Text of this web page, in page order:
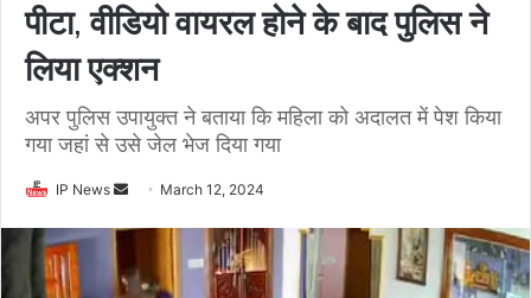
पीटा, वीडियो वायरल होने के बाद पुलिस ने
लिया एक्शन
अपर पुलिस उपायुक्त ने बताया कि महिला को अदालत में पेश किया
गया जहां से उसे जेल भेज दिया गया
IP News
Send March 12, 2024